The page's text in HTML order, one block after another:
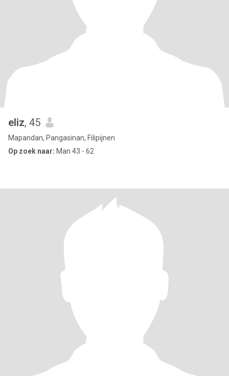
eliz, 45
Mapandan, Pangasinan, Filipijnen
Op zoek naar: Man 43 - 62